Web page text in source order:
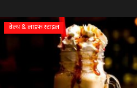
हेल्थ & लाइफ स्टाइल